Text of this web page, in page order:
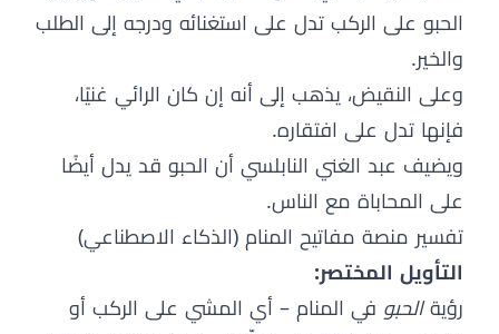
الحبو على الركب تدل على استغنائه ودرجه إلى الطلب
والخير.
وعلى النقيض، يذهب إلى أنه إن كان الرائي غنيًا،
فإنها تدل على افتقاره.
ويضيف عبد الغني النابلسي أن الحبو قد يدل أيضًا
على المحاباة مع الناس.
تفسير منصة مفاتيح المنام (الذكاء الاصطناعي)
التأويل المختصر:
رؤيةالحبو في المنام – أي المشي على الركب أو